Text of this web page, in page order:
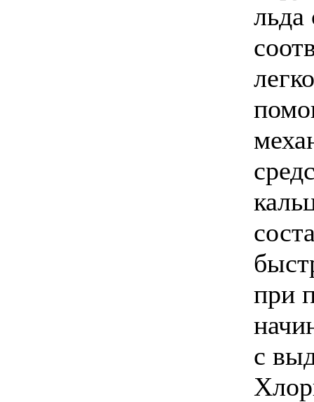
льда
при
с